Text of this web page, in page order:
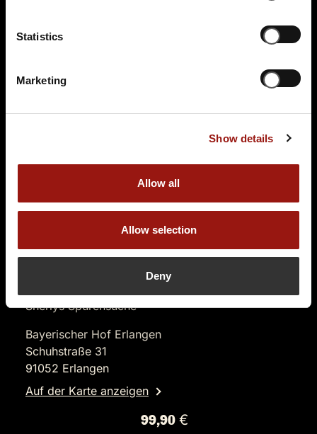
Statistics
Marketing
Show details
Allow all
Allow selection
Deny
24105 Kiel
Sherlys Spurensuche
Bayerischer Hof Erlangen
Schuhstraße 31
91052 Erlangen
Auf der Karte anzeigen
99,90 €